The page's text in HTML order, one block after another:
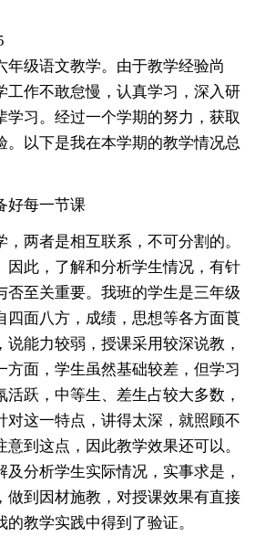
年级语文教学。由于教学经验尚
工作不敢怠慢，认真学习，深入研
学习。经过一个学期的努力，获取
。以下是我在本学期的教学情况总
好每一节课
，两者是相互联系，不可分割的。
因此，了解和分析学生情况，有针
否至关重要。我班的学生是三年级
四面八方，成绩，思想等各方面莨
说能力较弱，授课采用较深说教，
方面，学生虽然基础较差，但学习
活跃，中等生、差生占较大多数，
对这一特点，讲得太深，就照顾不
到这点，因此教学效果还可以。
及分析学生实际情况，实事求是，
做到因材施教，对授课效果有直接
教学实践中得到了验证。